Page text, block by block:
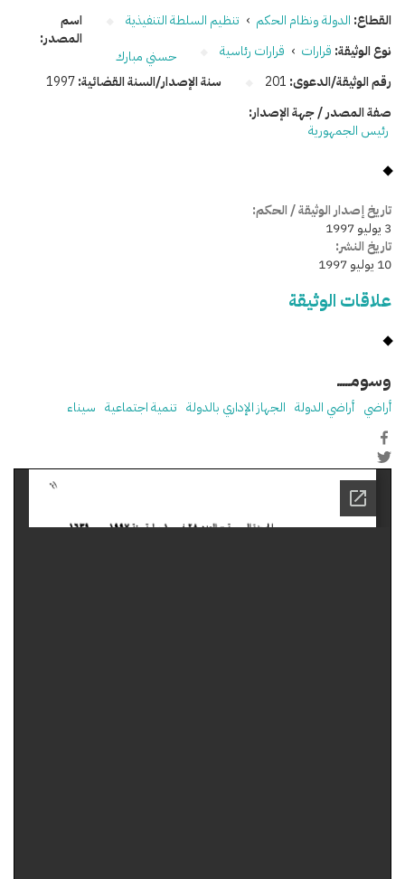
القطاع: الدولة ونظام الحكم › تنظيم السلطة التنفيذية
نوع الوثيقة: قرارات › قرارات رئاسية
رقم الوثيقة/الدعوى: 201 سنة الإصدار/السنة القضائية:1997
اسم
المصدر:
حسني مبارك
صفة المصدر / جهة الإصدار:
رئيس الجمهورية
تاريخ إصدار الوثيقة / الحكم:
3 يوليو 1997
تاريخ النشر:
10 يوليو 1997
علاقات الوثيقة
وسومـــــ
أراضي أراضي الدولة الجهاز الإداري بالدولة تنمية اجتماعية سيناء